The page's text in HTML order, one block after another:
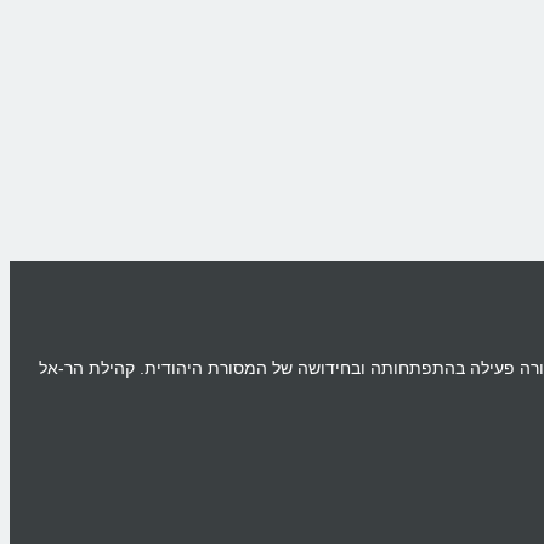
העמוקה של עמנו ומשתתפת בצורה פעילה בהתפתחותה ובחידושה של המסורת היהודית. קהילת הר-אל